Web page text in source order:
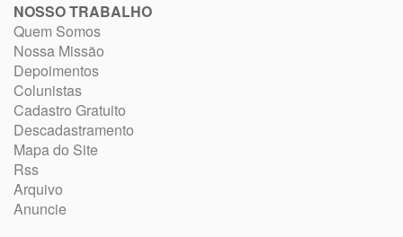
NOSSO TRABALHO
Quem Somos
Nossa Missão
Depoimentos
Colunistas
Cadastro Gratuito
Descadastramento
Mapa do Site
Rss
Arquivo
Anuncie